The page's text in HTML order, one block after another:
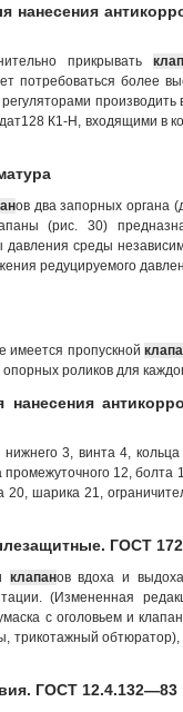
нанесения
прикрывать
потребоваться более
производить
К1-Н, входящими в
ов два запорных органа
(рис. 30)
среды
редуцируемого
имеется пропускной
роликов для
нижнего 3, винта 4,
12, болта
шарика 21,
ГОСТ
клапанов вдоха и
(Измененная
с оголовьем и
трикотажный
ГОСТ 12.4.132—83